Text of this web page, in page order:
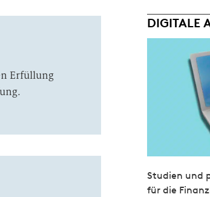
Erfüllung
DIGITALE
Studien und
für die